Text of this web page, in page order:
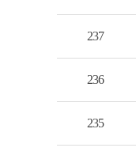
237
236
235